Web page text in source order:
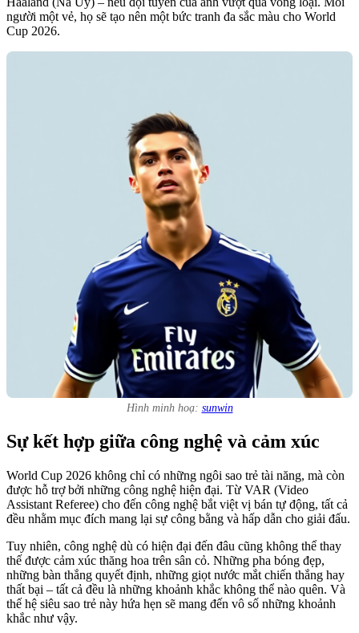
người một vẻ, họ sẽ tạo nên một bức tranh đa sắc màu cho World
Cup 2026.
Hình minh hoạ: sunwin
Sự kết hợp giữa công nghệ và cảm xúc
World Cup 2026 không chỉ có những ngôi sao trẻ tài năng, mà còn
được hỗ trợ bởi những công nghệ hiện đại. Từ VAR (Video
Assistant Referee) cho đến công nghệ bắt việt vị bán tự động, tất cả
đều nhằm mục đích mang lại sự công bằng và hấp dẫn cho giải đấu.
Tuy nhiên, công nghệ dù có hiện đại đến đâu cũng không thể thay
thế được cảm xúc thăng hoa trên sân cỏ. Những pha bóng đẹp,
những bàn thắng quyết định, những giọt nước mắt chiến thắng hay
thất bại – tất cả đều là những khoảnh khắc không thể nào quên. Và
thế hệ siêu sao trẻ này hứa hẹn sẽ mang đến vô số những khoảnh
khắc như vậy.